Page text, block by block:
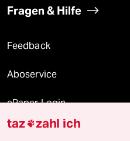
Fragen & Hilfe
Feedback
Aboservice
ePaper Login
Downloads für Abonnierende
taz zahl ich